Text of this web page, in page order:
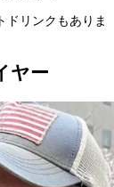
ドリンクもありま
ヤー